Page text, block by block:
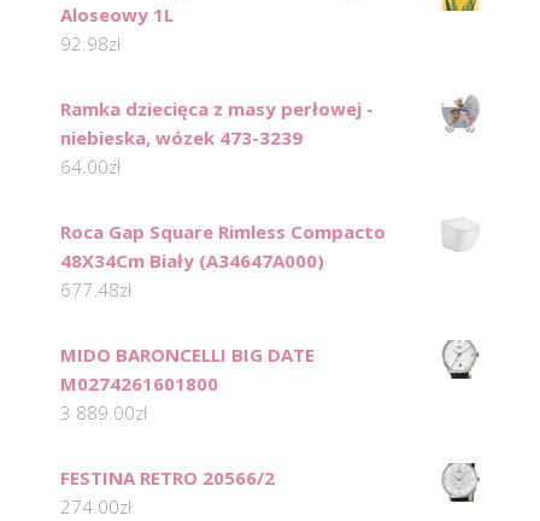
Aloseowy 1L
92.98zł
Ramka dziecięca z masy perłowej -
niebieska, wózek 473-3239
64.00zł
Roca Gap Square Rimless Compacto
48X34Cm Biały (A34647A000)
677.48zł
MIDO BARONCELLI BIG DATE
M0274261601800
3 889.00zł
FESTINA RETRO 20566/2
274.00zł